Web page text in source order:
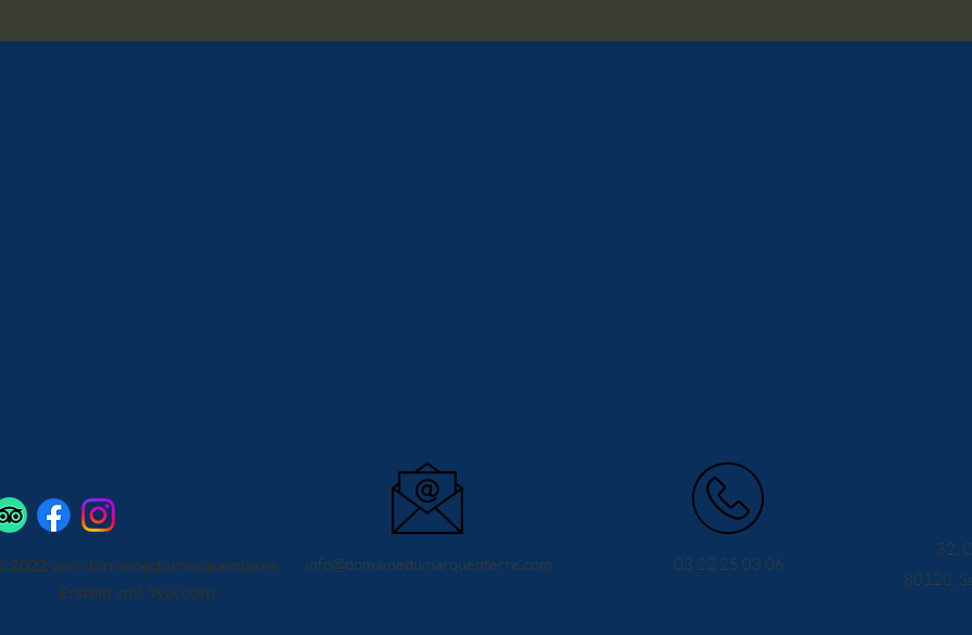
info@domainedumarquenterre.com
2022 von domainedumarquenterre.
Erstellt mit Wix.com
03 22 25 03 06
32,
80120,